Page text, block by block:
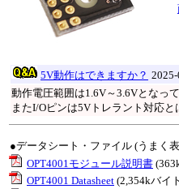
5V動作はできますか？
動作電圧範囲は1.6V～3.6Vとなっ
またI/Oピンは5Vトレラント対応
●データシート・ファイル (うまく
OPT4001モジュール説明書
OPT4001 Datasheet (2,354kバイ